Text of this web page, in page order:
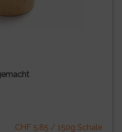
CHF 5.85 / 150g Schale